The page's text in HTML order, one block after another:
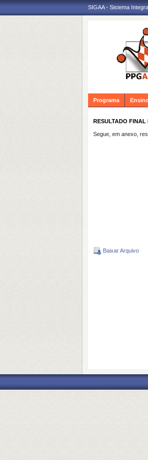
SIGAA - Sistema
Programa
RESULTADO FINAL
Segue, em anexo,
Baixar Arquivo